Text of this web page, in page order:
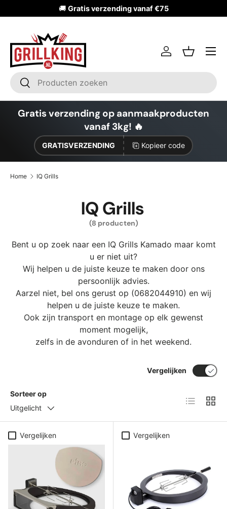
Ga naar inhoud
🚚 Gratis verzending vanaf €75
Zoeken
Zoeken
InloggenMandje
Gratis verzending op aanmaakproducten
vanaf 3kg! 🔥
GRATISVERZENDING Kopieer code
Home IQ Grills
IQ Grills
(8 producten)
Bent u op zoek naar een IQ Grills Kamado maar komt
u er niet uit?
Wij helpen u de juiste keuze te maken door ons
persoonlijk advies.
Aarzel niet, bel ons gerust op (0682044910) en wij
helpen u de juiste keuze te maken.
Ook zijn transport en montage op elk gewenst
moment mogelijk,
zelfs in de avonduren of in het weekend.
Sorteer op
Uitgelicht
Vergelijken
Lijst
Vergelijken Vergelijken